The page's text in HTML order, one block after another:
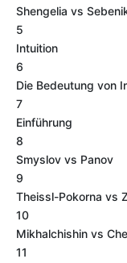
Shengelia vs
5
Intuition
6
Die Bedeutung von
7
Einführung
8
Smyslov vs Panov
9
Theissl-Pokorna vs
10
Mikhalchishin vs
11